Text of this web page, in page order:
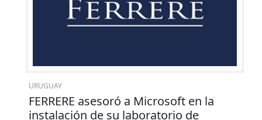
URUGUAY
FERRERE asesoró a Microsoft en la
instalación de su laboratorio de